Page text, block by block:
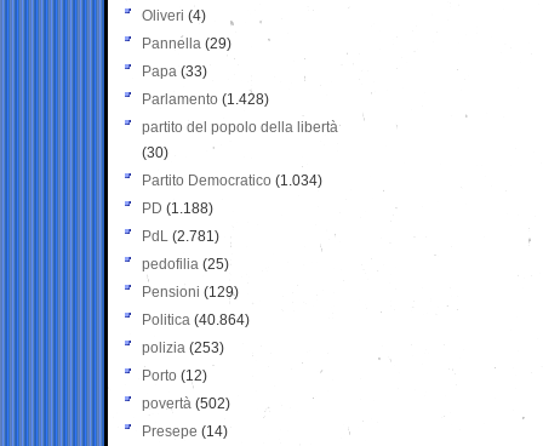
Oliveri (4)
Pannella (29)
Papa (33)
Parlamento (1.428)
partito del popolo della libertà
(30)
Partito Democratico (1.034)
PD (1.188)
PdL (2.781)
pedofilia (25)
Pensioni (129)
Politica (40.864)
polizia (253)
Porto (12)
povertà (502)
Presepe (14)